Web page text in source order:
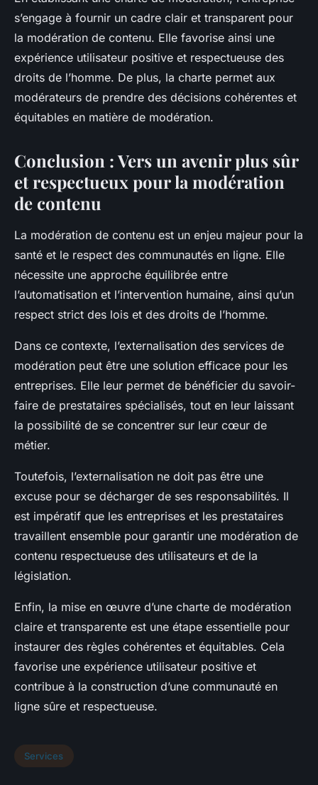
s’engage à fournir un cadre clair et transparent pour
la modération de contenu. Elle favorise ainsi une
expérience utilisateur positive et respectueuse des
droits de l’homme. De plus, la charte permet aux
modérateurs de prendre des décisions cohérentes et
équitables en matière de modération.
Conclusion : Vers un avenir plus sûr
et respectueux pour la modération
de contenu
La modération de contenu est un enjeu majeur pour la
santé et le respect des communautés en ligne. Elle
nécessite une approche équilibrée entre
l’automatisation et l’intervention humaine, ainsi qu’un
respect strict des lois et des droits de l’homme.
Dans ce contexte, l’externalisation des services de
modération peut être une solution efficace pour les
entreprises. Elle leur permet de bénéficier du savoir-
faire de prestataires spécialisés, tout en leur laissant
la possibilité de se concentrer sur leur cœur de
métier.
Toutefois, l’externalisation ne doit pas être une
excuse pour se décharger de ses responsabilités. Il
est impératif que les entreprises et les prestataires
travaillent ensemble pour garantir une modération de
contenu respectueuse des utilisateurs et de la
législation.
Enfin, la mise en œuvre d’une charte de modération
claire et transparente est une étape essentielle pour
instaurer des règles cohérentes et équitables. Cela
favorise une expérience utilisateur positive et
contribue à la construction d’une communauté en
ligne sûre et respectueuse.
Services